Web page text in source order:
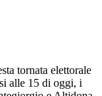
tornata elettorale
alle 15 di oggi, i